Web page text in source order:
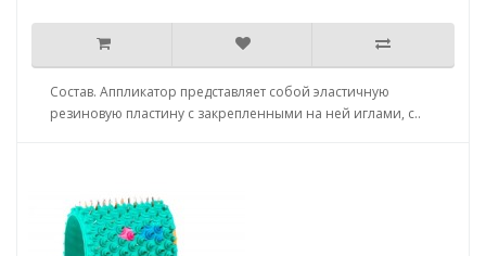
Состав. Аппликатор представляет собой эластичную
резиновую пластину с закрепленными на ней иглами, с..